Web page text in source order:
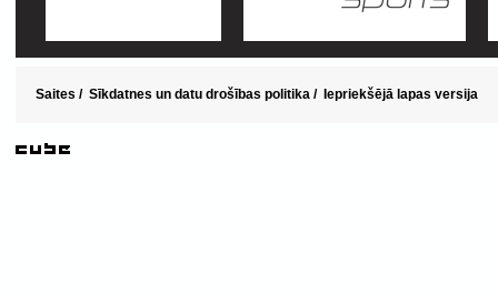
Saites / Sīkdatnes un datu drošības politika / Iepriekšējā lapas versija